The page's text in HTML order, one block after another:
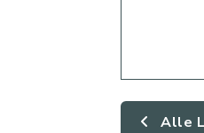
Alle